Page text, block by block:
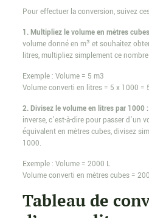
Pour effectuer la conversion, suivez
1. Multipliez le volume en mètres
volume donné en m³ et souhaitez
litres, multipliez simplement ce
Exemple : Volume = 5 m3
Volume converti en litres = 5 x 1000 =
2. Divisez le volume en litres par 1000 :
inverse, c’est-à-dire pour passer d’un
équivalent en mètres cubes, divisez
1000.
Exemple : Volume = 2000 L
Volume converti en mètres cubes =
Tableau de